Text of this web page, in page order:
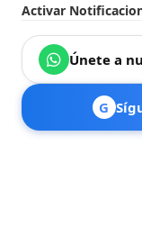
Activar
Únete a
G